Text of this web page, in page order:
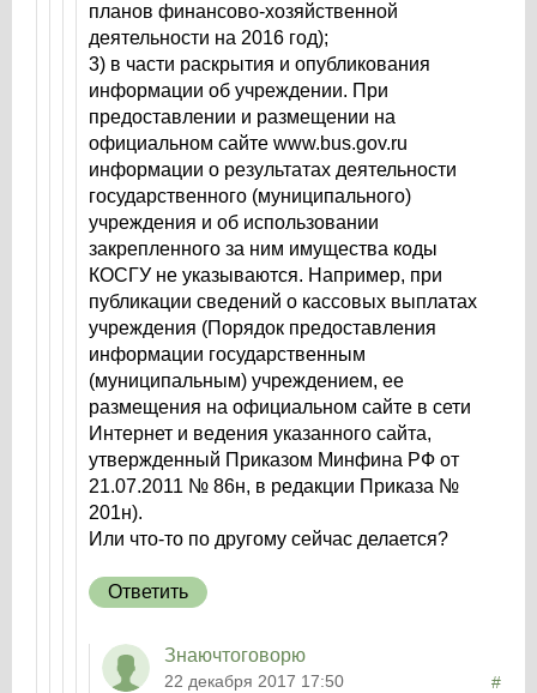
планов финансово-хозяйственной
деятельности на 2016 год);
3) в части раскрытия и опубликования
информации об учреждении. При
предоставлении и размещении на
официальном сайте www.bus.gov.ru
информации о результатах деятельности
государственного (муниципального)
учреждения и об использовании
закрепленного за ним имущества коды
КОСГУ не указываются. Например, при
публикации сведений о кассовых выплатах
учреждения (Порядок предоставления
информации государственным
(муниципальным) учреждением, ее
размещения на официальном сайте в сети
Интернет и ведения указанного сайта,
утвержденный Приказом Минфина РФ от
21.07.2011 № 86н, в редакции Приказа №
201н).
Или что-то по другому сейчас делается?
Ответить
Знаючтоговорю
22 декабря 2017 17:50 #